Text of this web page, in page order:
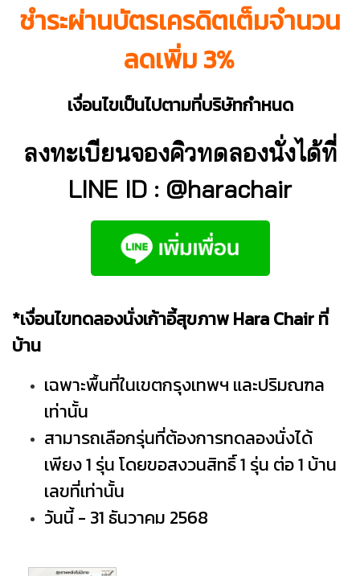
ชำระผ่านบัตรเครดิตเต็มจำนวน
ลดเพิ่ม 3%
เงื่อนไขเป็นไปตามที่บริษัทกำหนด
ลงทะเบียนจองคิวทดลองนั่งได้ที่
LINE ID : @harachair
*เงื่อนไขทดลองนั่งเก้าอี้สุขภาพ Hara Chair ที่
บ้าน
เฉพาะพื้นที่ในเขตกรุงเทพฯ และปริมณฑล
เท่านั้น
สามารถเลือกรุ่นที่ต้องการทดลองนั่งได้
เพียง 1 รุ่น โดยขอสงวนสิทธิ์ 1 รุ่น ต่อ 1 บ้าน
เลขที่เท่านั้น
วันนี้ - 31 ธันวาคม 2568